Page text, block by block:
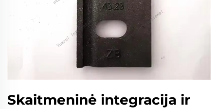
Skaitmeninė integracija ir